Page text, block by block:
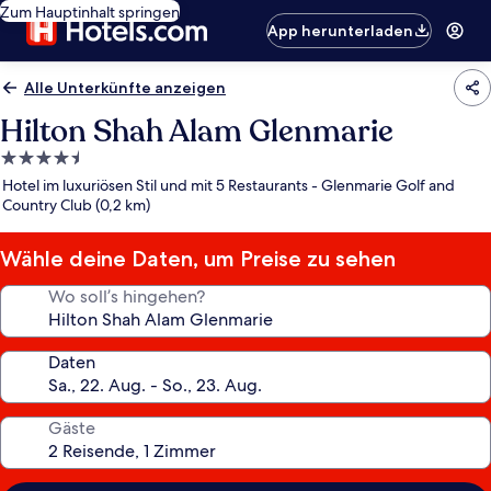
Zum Hauptinhalt springen
App herunterladen
Alle Unterkünfte anzeigen
Hilton Shah Alam Glenmarie
4.5-
Sterne-
Unterkunft
Hotel im luxuriösen Stil und mit 5 Restaurants - Glenmarie Golf and
Country Club (0,2 km)
Wähle deine Daten, um Preise zu sehen
Wo soll’s hingehen?
Daten
Gäste